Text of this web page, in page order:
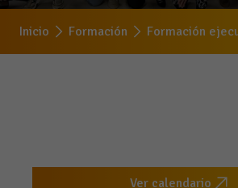
Inicio Formación Formación
Ver calendario